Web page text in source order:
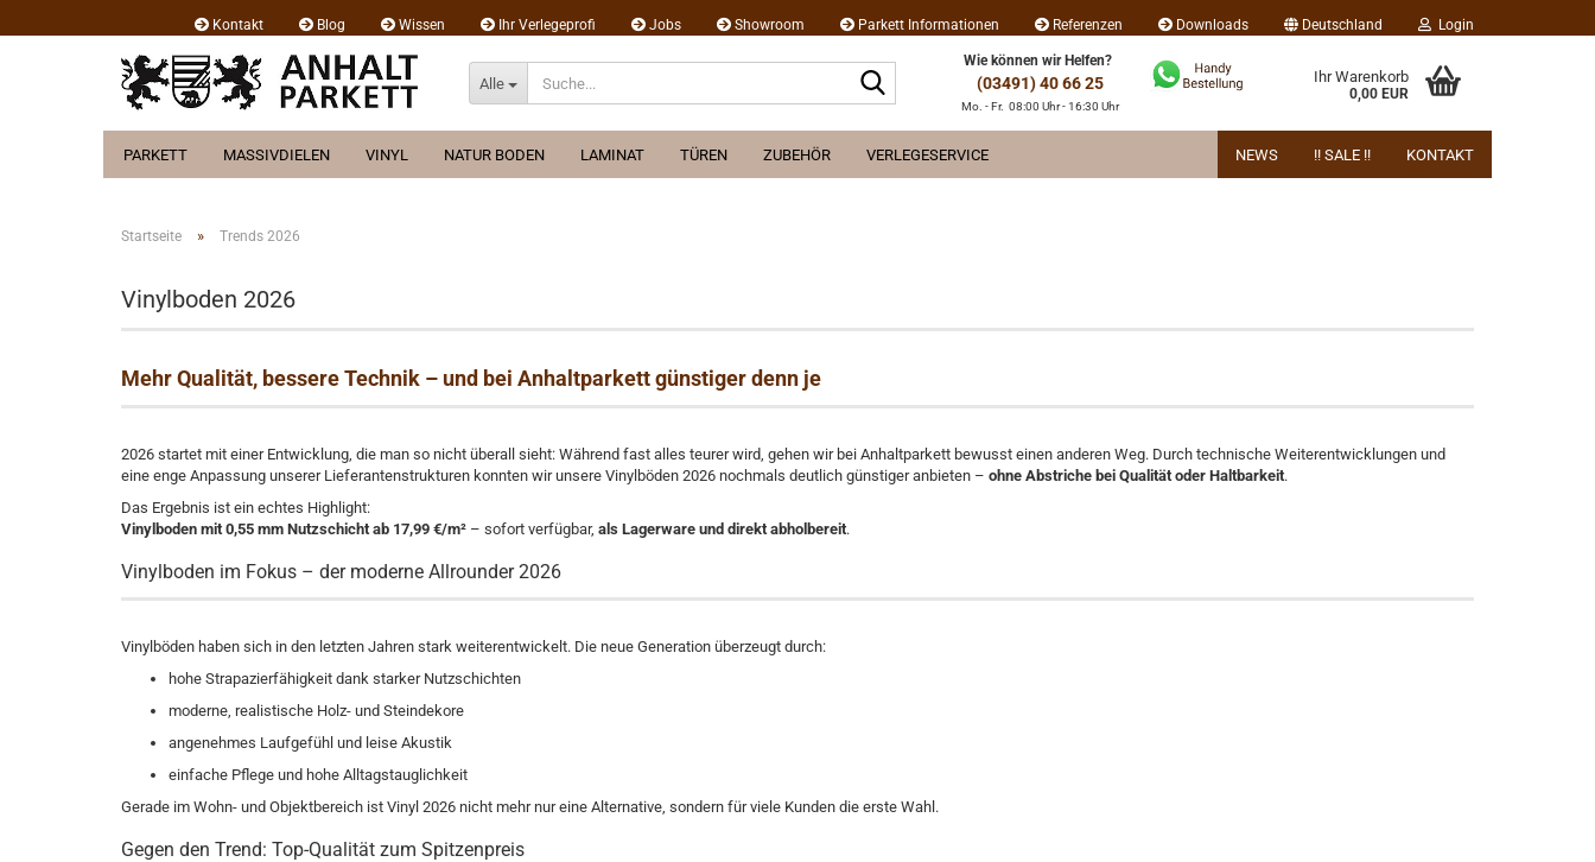
Kontakt Blog Wissen Ihr Verlegeprofi Jobs Showroom Parkett Informationen Referenzen Downloads Deutschland Login
Alle
Wie können wir Helfen?
(03491) 40 66 25
Mo. - Fr. 08:00 Uhr - 16:30 Uhr
Ihr Warenkorb
0,00 EUR
PARKETT MASSIVDIELEN VINYL NATUR BODEN LAMINAT TÜREN ZUBEHÖR VERLEGESERVICE NEWS !! SALE !! KONTAKT
Startseite » Trends 2026
Vinylboden 2026
Mehr Qualität, bessere Technik – und bei Anhaltparkett günstiger denn je
2026 startet mit einer Entwicklung, die man so nicht überall sieht: Während fast alles teurer wird, gehen wir bei Anhaltparkett bewusst einen anderen Weg. Durch technische Weiterentwicklungen und
eine enge Anpassung unserer Lieferantenstrukturen konnten wir unsere Vinylböden 2026 nochmals deutlich günstiger anbieten – ohne Abstriche bei Qualität oder Haltbarkeit.
Das Ergebnis ist ein echtes Highlight:
Vinylboden mit 0,55 mm Nutzschicht ab 17,99 €/m² – sofort verfügbar, als Lagerware und direkt abholbereit.
Vinylboden im Fokus – der moderne Allrounder 2026
Vinylböden haben sich in den letzten Jahren stark weiterentwickelt. Die neue Generation überzeugt durch:
hohe Strapazierfähigkeit dank starker Nutzschichten
moderne, realistische Holz- und Steindekore
angenehmes Laufgefühl und leise Akustik
einfache Pflege und hohe Alltagstauglichkeit
Gerade im Wohn- und Objektbereich ist Vinyl 2026 nicht mehr nur eine Alternative, sondern für viele Kunden die erste Wahl.
Gegen den Trend: Top-Qualität zum Spitzenpreis